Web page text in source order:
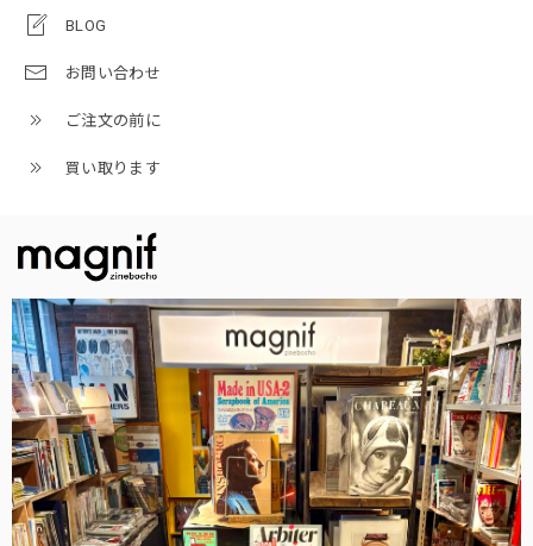
BLOG
お問い合わせ
ご注文の前に
買い取ります